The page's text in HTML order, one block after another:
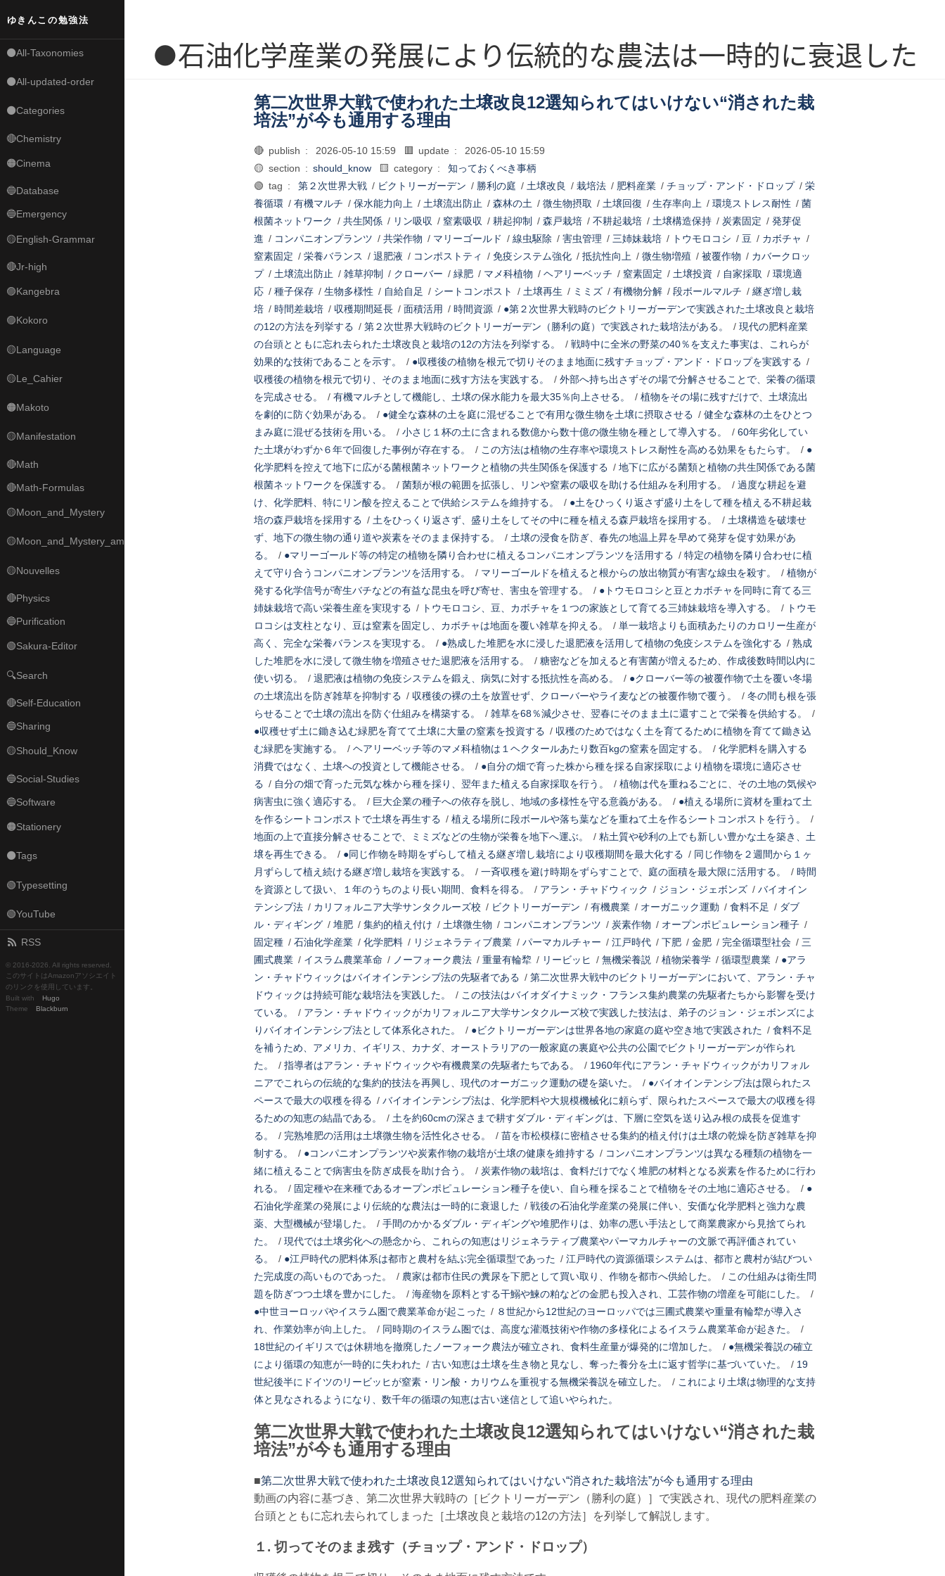
ゆきんこの勉強法
⚫All-Taxonomies
⚫All-updated-order
⚫Categories
🔴Chemistry
🟠Cinema
🔵Database
🔵Emergency
🟡English-Grammar
🔴Jr-high
🟣Kangebra
🟣Kokoro
🟡Language
🟡Le_Cahier
🟠Makoto
🟡Manifestation
🔴Math
🔴Math-Formulas
🟡Moon_and_Mystery
🟡Moon_and_Mystery_am
🟡Nouvelles
🔴Physics
🔵Purification
🟢Sakura-Editor
🔍Search
🔴Self-Education
🔵Sharing
🟡Should_Know
🔵Social-Studies
🔵Software
🟠Stationery
⚫Tags
🟢Typesetting
🟢YouTube
RSS
© 2016-2026. All rights reserved.
このサイトはAmazonアソシエイト
のリンクを使用しています。
Built with
Hugo
Theme
Blackburn
●石油化学産業の発展により伝統的な農法は一時的に衰退した
第二次世界大戦で使われた土壌改良12選知られてはいけない“消された栽
培法”が今も通用する理由
🔴 publish : 2026-05-10 15:59 🟥 update :
2026-05-10 15:59
🟡 section : should_know 🟨 category :
知っておくべき事柄
🟢 tag :
第２次世界大戦/ ビクトリーガーデン / 勝利の庭 / 土壌改良 / 栽培法/ 肥料産業/ チョップ・アンド・ドロップ/ 栄
養循環/ 有機マルチ / 保水能力向上/ 土壌流出防止 / 森林の土/ 微生物摂取 / 土壌回復 / 生存率向上/ 環境ストレス耐性 / 菌
根菌ネットワーク / 共生関係/ リン吸収 / 窒素吸収 / 耕起抑制 / 森戸栽培/ 不耕起栽培/ 土壌構造保持/ 炭素固定 / 発芽促
進 / コンパニオンプランツ / 共栄作物 / マリーゴールド / 線虫駆除 / 害虫管理 / 三姉妹栽培/ トウモロコシ / 豆/ カボチャ /
窒素固定 / 栄養バランス / 退肥液 / コンポストティ / 免疫システム強化/ 抵抗性向上/ 微生物増殖 / 被覆作物 / カバークロッ
プ/ 土壌流出防止 / 雑草抑制 / クローバー / 緑肥/ マメ科植物 / ヘアリーベッチ / 窒素固定 / 土壌投資 / 自家採取 / 環境適
応/ 種子保存/ 生物多様性 / 自給自足 / シートコンポスト / 土壌再生 / ミミズ/ 有機物分解/ 段ボールマルチ / 継ぎ増し栽
培/ 時間差栽培/ 収穫期間延長/ 面積活用 / 時間資源/ ●第２次世界大戦時のビクトリーガーデンで実践された土壌改良と栽培
の12の方法を列挙する / 第２次世界大戦時のビクトリーガーデン（勝利の庭）で実践された栽培法がある。 / 現代の肥料産業
の台頭とともに忘れ去られた土壌改良と栽培の12の方法を列挙する。
/ 戦時中に全米の野菜の40％を支えた事実は、これらが
効果的な技術であることを示す。
/ ●収穫後の植物を根元で切りそのまま地面に残すチョップ・アンド・ドロップを実践する /
収穫後の植物を根元で切り、そのまま地面に残す方法を実践する。
/ 外部へ持ち出さずその場で分解させることで、栄養の循環
を完成させる。
/ 有機マルチとして機能し、土壌の保水能力を最大35％向上させる。 / 植物をその場に残すだけで、土壌流出
を劇的に防ぐ効果がある。
/ ●健全な森林の土を庭に混ぜることで有用な微生物を土壌に摂取させる / 健全な森林の土をひとつ
まみ庭に混ぜる技術を用いる。
/ 小さじ１杯の土に含まれる数億から数十億の微生物を種として導入する。 / 60年劣化してい
た土壌がわずか６年で回復した事例が存在する。
/ この方法は植物の生存率や環境ストレス耐性を高める効果をもたらす。 / ●
化学肥料を控えて地下に広がる菌根菌ネットワークと植物の共生関係を保護する / 地下に広がる菌類と植物の共生関係である菌
根菌ネットワークを保護する。
/ 菌類が根の範囲を拡張し、リンや窒素の吸収を助ける仕組みを利用する。 / 過度な耕起を避
け、化学肥料、特にリン酸を控えることで供給システムを維持する。
/ ●土をひっくり返さず盛り土をして種を植える不耕起栽
培の森戸栽培を採用する / 土をひっくり返さず、盛り土をしてその中に種を植える森戸栽培を採用する。 / 土壌構造を破壊せ
ず、地下の微生物の通り道や炭素をそのまま保持する。
/ 土壌の浸食を防ぎ、春先の地温上昇を早めて発芽を促す効果があ
る。
/ ●マリーゴールド等の特定の植物を隣り合わせに植えるコンパニオンプランツを活用する / 特定の植物を隣り合わせに植
えて守り合うコンパニオンプランツを活用する。
/ マリーゴールドを植えると根からの放出物質が有害な線虫を殺す。 / 植物が
発する化学信号が寄生バチなどの有益な昆虫を呼び寄せ、害虫を管理する。
/ ●トウモロコシと豆とカボチャを同時に育てる三
姉妹栽培で高い栄養生産を実現する / トウモロコシ、豆、カボチャを１つの家族として育てる三姉妹栽培を導入する。 / トウモ
ロコシは支柱となり、豆は窒素を固定し、カボチャは地面を覆い雑草を抑える。
/ 単一栽培よりも面積あたりのカロリー生産が
高く、完全な栄養バランスを実現する。
/ ●熟成した堆肥を水に浸した退肥液を活用して植物の免疫システムを強化する / 熟成
した堆肥を水に浸して微生物を増殖させた退肥液を活用する。
/ 糖密などを加えると有害菌が増えるため、作成後数時間以内に
使い切る。
/ 退肥液は植物の免疫システムを鍛え、病気に対する抵抗性を高める。 / ●クローバー等の被覆作物で土を覆い冬場
の土壌流出を防ぎ雑草を抑制する / 収穫後の裸の土を放置せず、クローバーやライ麦などの被覆作物で覆う。 / 冬の間も根を張
らせることで土壌の流出を防ぐ仕組みを構築する。
/ 雑草を68％減少させ、翌春にそのまま土に還すことで栄養を供給する。
/
●収穫せず土に鋤き込む緑肥を育てて土壌に大量の窒素を投資する / 収穫のためではなく土を育てるために植物を育てて鋤き込
む緑肥を実施する。
/ ヘアリーベッチ等のマメ科植物は１ヘクタールあたり数百kgの窒素を固定する。 / 化学肥料を購入する
消費ではなく、土壌への投資として機能させる。
/ ●自分の畑で育った株から種を採る自家採取により植物を環境に適応させ
る / 自分の畑で育った元気な株から種を採り、翌年また植える自家採取を行う。 / 植物は代を重ねるごとに、その土地の気候や
病害虫に強く適応する。
/ 巨大企業の種子への依存を脱し、地域の多様性を守る意義がある。 / ●植える場所に資材を重ねて土
を作るシートコンポストで土壌を再生する / 植える場所に段ボールや落ち葉などを重ねて土を作るシートコンポストを行う。
/
地面の上で直接分解させることで、ミミズなどの生物が栄養を地下へ運ぶ。
/ 粘土質や砂利の上でも新しい豊かな土を築き、土
壌を再生できる。
/ ●同じ作物を時期をずらして植える継ぎ増し栽培により収穫期間を最大化する / 同じ作物を２週間から１ヶ
月ずらして植え続ける継ぎ増し栽培を実践する。
/ 一斉収穫を避け時期をずらすことで、庭の面積を最大限に活用する。 / 時間
を資源として扱い、１年のうちのより長い期間、食料を得る。
/ アラン・チャドウィック / ジョン・ジェボンズ/ バイオイン
テンシブ法/ カリフォルニア大学サンタクルーズ校 / ビクトリーガーデン / 有機農業/ オーガニック運動 / 食料不足 / ダブ
ル・ディギング/ 堆肥/ 集約的植え付け / 土壌微生物 / コンパニオンプランツ / 炭素作物 / オープンポピュレーション種子/
固定種/ 石油化学産業/ 化学肥料/ リジェネラティブ農業/ パーマカルチャー / 江戸時代/ 下肥/ 金肥/ 完全循環型社会/ 三
圃式農業/ イスラム農業革命 / ノーフォーク農法/ 重量有輪犂/ リービッヒ / 無機栄養説/ 植物栄養学/ 循環型農業/ ●アラ
ン・チャドウィックはバイオインテンシブ法の先駆者である / 第二次世界大戦中のビクトリーガーデンにおいて、アラン・チャ
ドウィックは持続可能な栽培法を実践した。
/ この技法はバイオダイナミック・フランス集約農業の先駆者たちから影響を受け
ている。
/ アラン・チャドウィックがカリフォルニア大学サンタクルーズ校で実践した技法は、弟子のジョン・ジェボンズによ
りバイオインテンシブ法として体系化された。
/ ●ビクトリーガーデンは世界各地の家庭の庭や空き地で実践された / 食料不足
を補うため、アメリカ、イギリス、カナダ、オーストラリアの一般家庭の裏庭や公共の公園でビクトリーガーデンが作られ
た。
/ 指導者はアラン・チャドウィックや有機農業の先駆者たちである。 / 1960年代にアラン・チャドウィックがカリフォル
ニアでこれらの伝統的な集約的技法を再興し、現代のオーガニック運動の礎を築いた。
/ ●バイオインテンシブ法は限られたス
ペースで最大の収穫を得る / バイオインテンシブ法は、化学肥料や大規模機械化に頼らず、限られたスペースで最大の収穫を得
るための知恵の結晶である。
/ 土を約60cmの深さまで耕すダブル・ディギングは、下層に空気を送り込み根の成長を促進す
る。
/ 完熟堆肥の活用は土壌微生物を活性化させる。 / 苗を市松模様に密植させる集約的植え付けは土壌の乾燥を防ぎ雑草を抑
制する。
/ ●コンパニオンプランツや炭素作物の栽培が土壌の健康を維持する / コンパニオンプランツは異なる種類の植物を一
緒に植えることで病害虫を防ぎ成長を助け合う。
/ 炭素作物の栽培は、食料だけでなく堆肥の材料となる炭素を作るために行わ
れる。
/ 固定種や在来種であるオープンポピュレーション種子を使い、自ら種を採ることで植物をその土地に適応させる。 / ●
石油化学産業の発展により伝統的な農法は一時的に衰退した / 戦後の石油化学産業の発展に伴い、安価な化学肥料と強力な農
薬、大型機械が登場した。
/ 手間のかかるダブル・ディギングや堆肥作りは、効率の悪い手法として商業農家から見捨てられ
た。
/ 現代では土壌劣化への懸念から、これらの知恵はリジェネラティブ農業やパーマカルチャーの文脈で再評価されてい
る。
/ ●江戸時代の肥料体系は都市と農村を結ぶ完全循環型であった / 江戸時代の資源循環システムは、都市と農村が結びつい
た完成度の高いものであった。
/ 農家は都市住民の糞尿を下肥として買い取り、作物を都市へ供給した。 / この仕組みは衛生問
題を防ぎつつ土壌を豊かにした。
/ 海産物を原料とする干鰯や鰊の粕などの金肥も投入され、工芸作物の増産を可能にした。
/
●中世ヨーロッパやイスラム圏で農業革命が起こった / ８世紀から12世紀のヨーロッパでは三圃式農業や重量有輪犂が導入さ
れ、作業効率が向上した。
/ 同時期のイスラム圏では、高度な灌漑技術や作物の多様化によるイスラム農業革命が起きた。
/
18世紀のイギリスでは休耕地を撤廃したノーフォーク農法が確立され、食料生産量が爆発的に増加した。
/ ●無機栄養説の確立
により循環の知恵が一時的に失われた / 古い知恵は土壌を生き物と見なし、奪った養分を土に返す哲学に基づいていた。 / 19
世紀後半にドイツのリービッヒが窒素・リン酸・カリウムを重視する無機栄養説を確立した。
/ これにより土壌は物理的な支持
体と見なされるようになり、数千年の循環の知恵は古い迷信として追いやられた。
第二次世界大戦で使われた土壌改良12選知られてはいけない“消された栽
培法”が今も通用する理由
■第二次世界大戦で使われた土壌改良12選知られてはいけない“消された栽培法”が今も通用する理由
動画の内容に基づき、第二次世界大戦時の［ビクトリーガーデン（勝利の庭）］で実践され、現代の肥料産業の
台頭とともに忘れ去られてしまった［土壌改良と栽培の12の方法］を列挙して解説します。
１. 切ってそのまま残す（チョップ・アンド・ドロップ）